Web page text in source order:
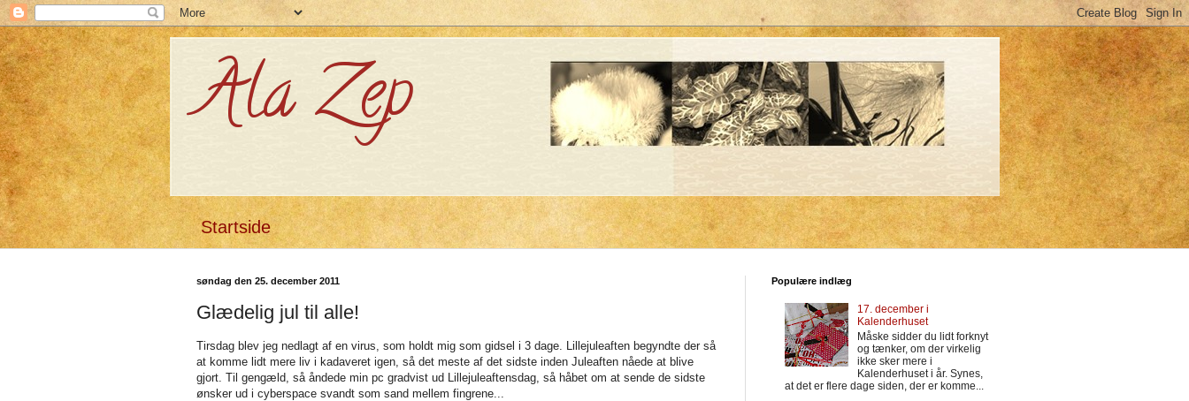
Ala Zep
Startside
søndag den 25. december 2011
Glædelig jul til alle!
Tirsdag blev jeg nedlagt af en virus, som holdt mig som gidsel i 3 dage. Lillejuleaften begyndte der så
at komme lidt mere liv i kadaveret igen, så det meste af det sidste inden Juleaften nåede at blive
gjort. Til gengæld, så åndede min pc gradvist ud Lillejuleaftensdag, så håbet om at sende de sidste
ønsker ud i cyberspace svandt som sand mellem fingrene...
Populære indlæg
17. december i
Kalenderhuset
Måske sidder du lidt forknyt
og tænker, om der virkelig
ikke sker mere i
Kalenderhuset i år. Synes,
at det er flere dage siden, der er komme...